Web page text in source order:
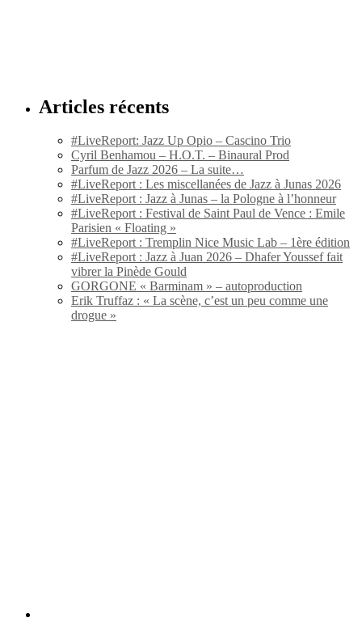
Articles récents
#LiveReport: Jazz Up Opio – Cascino Trio
Cyril Benhamou – H.O.T. – Binaural Prod
Parfum de Jazz 2026 – La suite…
#LiveReport : Les miscellanées de Jazz à Junas 2026
#LiveReport : Jazz à Junas – la Pologne à l’honneur
#LiveReport : Festival de Saint Paul de Vence : Emile
Parisien « Floating »
#LiveReport : Tremplin Nice Music Lab – 1ère édition
#LiveReport : Jazz à Juan 2026 – Dhafer Youssef fait
vibrer la Pinède Gould
GORGONE « Barminam » – autoproduction
Erik Truffaz : « La scène, c’est un peu comme une
drogue »